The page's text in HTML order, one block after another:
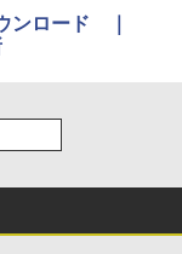
ンロード ｜